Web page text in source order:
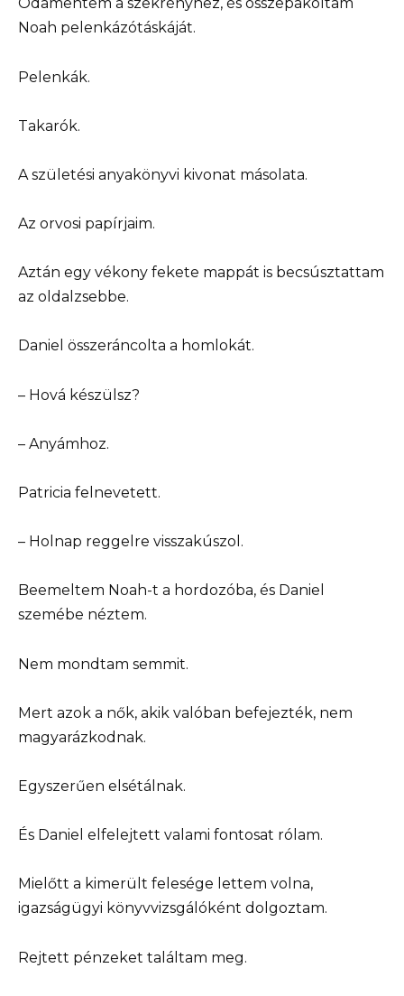
Odamentem a szekrényhez, és összepakoltam
Noah pelenkázótáskáját.
Pelenkák.
Takarók.
A születési anyakönyvi kivonat másolata.
Az orvosi papírjaim.
Aztán egy vékony fekete mappát is becsúsztattam
az oldalzsebbe.
Daniel összeráncolta a homlokát.
– Hová készülsz?
– Anyámhoz.
Patricia felnevetett.
– Holnap reggelre visszakúszol.
Beemeltem Noah-t a hordozóba, és Daniel
szemébe néztem.
Nem mondtam semmit.
Mert azok a nők, akik valóban befejezték, nem
magyarázkodnak.
Egyszerűen elsétálnak.
És Daniel elfelejtett valami fontosat rólam.
Mielőtt a kimerült felesége lettem volna,
igazságügyi könyvvizsgálóként dolgoztam.
Rejtett pénzeket találtam meg.